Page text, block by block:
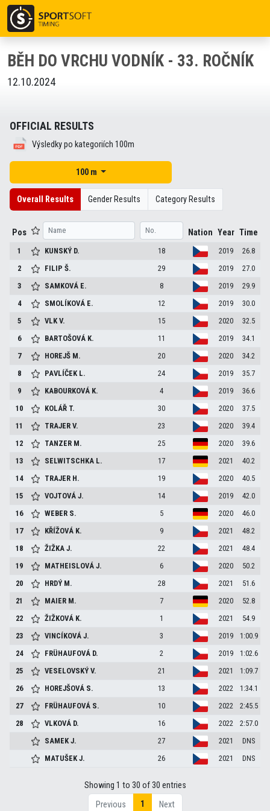
BĚH DO VRCHU VODNÍK - 33. ROČNÍK
12.10.2024
OFFICIAL RESULTS
Výsledky po kategoriích 100m
100 m
Overall Results Gender Results Category Results
Pos Nation Year Time
1 KUNSKÝ D. 18 2019
26.8
2
FILIPŠ. 29 2019
27.0
3
SAMKOVÁ E. 8 2019
29.9
4
SMOLÍKOVÁ E. 12 2019
30.0
5
VLKV. 15 2020
32.5
6
BARTOŠOVÁ K. 11 2019
34.1
7
HOREJŠ M. 20 2020
34.2
8
PAVLÍČEK L. 24 2019
35.7
9
KABOURKOVÁ K. 4 2019
36.6
10
KOLÁŘ T. 30 2020
37.5
11
TRAJERV. 23 2020
39.4
12
TANZER M. 25 2020
39.6
13
SELWITSCHKA L. 17 2021
40.2
14
TRAJER H. 19 2020
40.5
15
VOJTOVÁJ. 14 2019
42.0
16
WEBER S. 5 2020
46.0
17
KŘÍŽOVÁ K. 9 2021
48.2
18
ŽIŽKAJ. 22 2021
48.4
19
MATHEISLOVÁJ. 6 2020
50.2
20
HRDÝ M. 28 2021
51.6
21
MAIER M. 7 2020
52.8
22
ŽIŽKOVÁ K. 1 2021
54.9
23
VINCÍKOVÁJ. 3 2019
1:00.9
24
FRÜHAUFOVÁ D. 2 2019
1:02.6
25
VESELOVSKÝV. 21 2021
1:09.7
26
HOREJŠOVÁ S. 13 2022
1:34.1
27
FRÜHAUFOVÁ S. 10 2022
2:45.5
28
VLKOVÁ D. 16 2022
2:57.0
SAMEKJ. 27 2021
DNS
MATUŠEKJ. 26 2021 DNS
Showing 1 to 30 of 30 entries
Previous
1 Next